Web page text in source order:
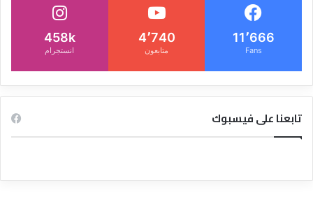
11٬666
Fans
4٬740
متابعون
458k
انستجرام
تابعنا على فيسبوك